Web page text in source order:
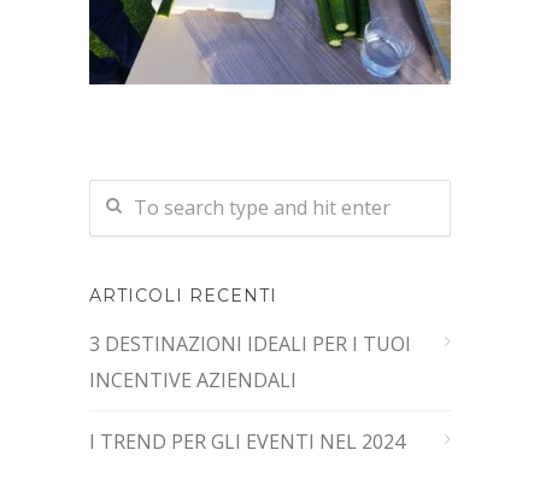
ARTICOLI RECENTI
3 DESTINAZIONI IDEALI PER I TUOI
INCENTIVE AZIENDALI
I TREND PER GLI EVENTI NEL 2024